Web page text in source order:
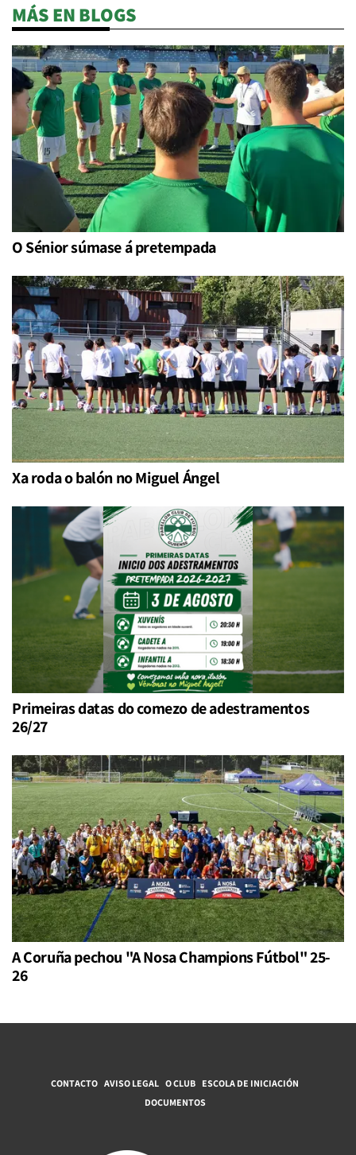
MÁS EN BLOGS
O Sénior súmase á pretempada
Xa roda o balón no Miguel Ángel
Primeiras datas do comezo de adestramentos
26/27
A Coruña pechou "A Nosa Champions Fútbol" 25-
26
CONTACTO AVISO LEGAL O CLUB ESCOLA DE INICIACIÓN
DOCUMENTOS